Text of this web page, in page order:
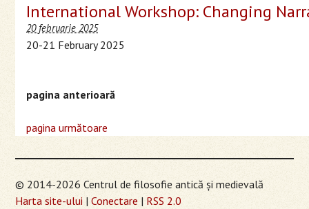
International Workshop: Changing
20 februarie 2025
20-21 February 2025
pagina anterioară
pagina următoare
© 2014-2026 Centrul de filosofie antică şi medievală
Harta site-ului |Conectare | RSS 2.0